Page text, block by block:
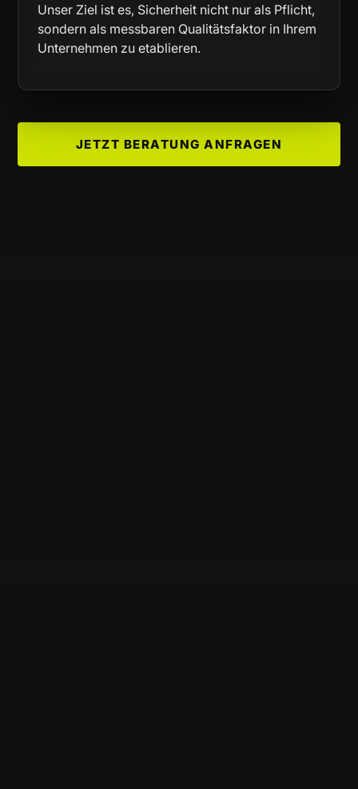
Unser Ziel ist es, Sicherheit nicht nur als Pflicht,
sondern als messbaren Qualitätsfaktor in Ihrem
Unternehmen zu etablieren.
JETZT BERATUNG ANFRAGEN